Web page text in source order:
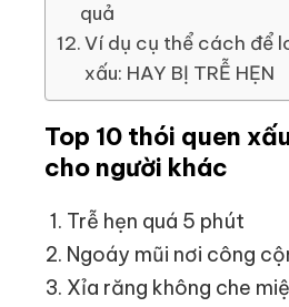
quả
Ví dụ cụ thể cách để
xấu: HAY BỊ TRỄ HẸN
Top 10 thói quen
cho người khác
Trễ hẹn quá 5 phút
Ngoáy mũi nơi công
Xỉa răng không che